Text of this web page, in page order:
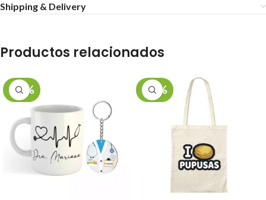
Shipping & Delivery
Productos relacionados
-26% -30%